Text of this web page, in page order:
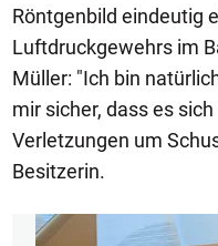
Röntgenbild eindeutig
Luftdruckgewehrs im
Müller: "Ich bin
mir sicher, dass es
Verletzungen um
Besitzerin.
1/6